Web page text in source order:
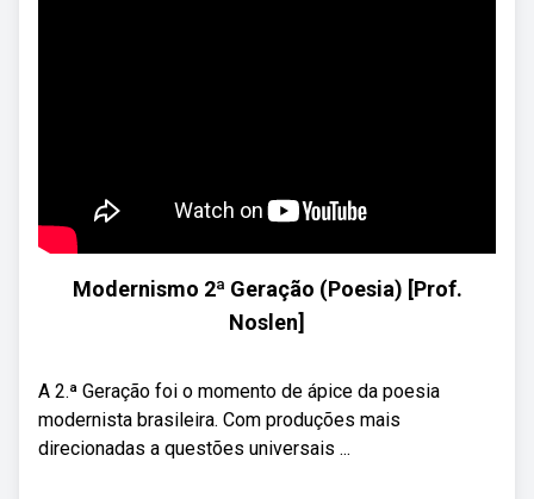
Modernismo 2ª Geração (Poesia) [Prof.
Noslen]
A 2.ª Geração foi o momento de ápice da poesia
modernista brasileira. Com produções mais
direcionadas a questões universais ...